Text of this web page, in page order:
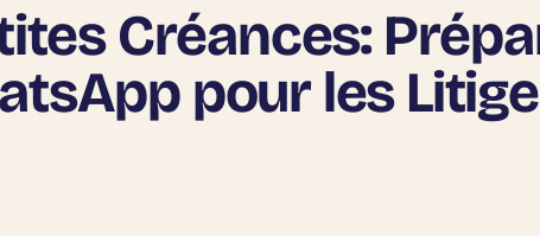
Créances:
pour les